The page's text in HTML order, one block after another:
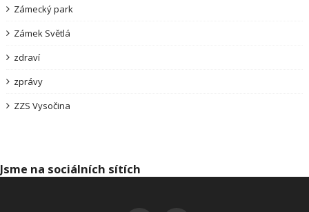
Zámecký park
Zámek Světlá
zdraví
zprávy
ZZS Vysočina
Jsme na sociálních sítích